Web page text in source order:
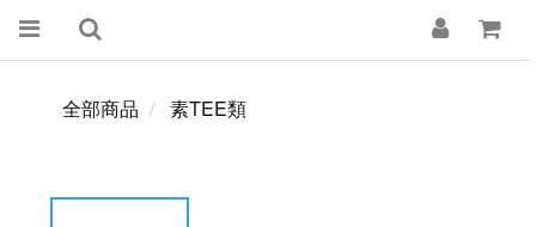
全部商品 素TEE類